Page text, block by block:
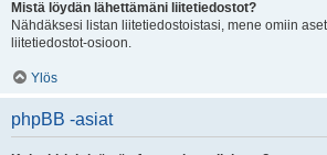
Mistä löydän lähettämäni liitetiedostot?
Nähdäksesi listan liitetiedostoistasi, mene omiin
liitetiedostot-osioon.
Ylös
phpBB -asiat